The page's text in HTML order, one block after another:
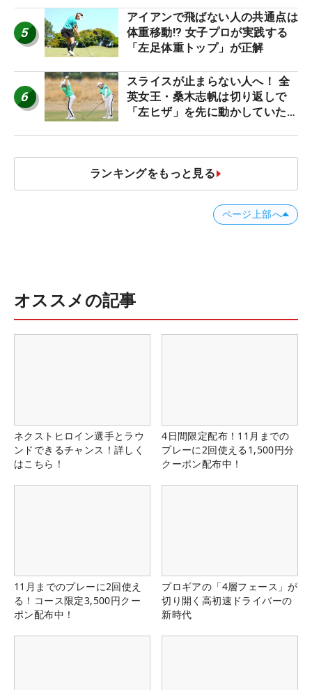
5
アイアンで飛ばない人の共通点は
体重移動!? 女子プロが実践する
「左足体重トップ」が正解
6
スライスが止まらない人へ！ 全
英女王・桑木志帆は切り返しで
「左ヒザ」を先に動かしていた
ランキングをもっと見る
ページ上部へ
オススメの記事
ネクストヒロイン選手とラウ
ンドできるチャンス！詳しく
はこちら！
4日間限定配布！11月までの
プレーに2回使える1,500円分
クーポン配布中！
11月までのプレーに2回使え
る！コース限定3,500円クー
ポン配布中！
プロギアの「4層フェース」が
切り開く高初速ドライバーの
新時代